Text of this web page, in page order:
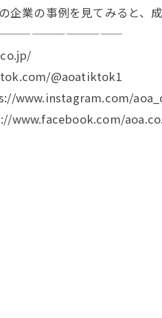
企業の事例を見てみると、
@aoatiktok1
www.instagram.com/
www.facebook.com/